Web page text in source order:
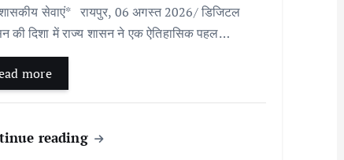
सेवाएं* रायपुर, 06 अगस्त 2026/ डिजिटल
की दिशा में राज्य शासन ने एक ऐतिहासिक पहल…
more
reading